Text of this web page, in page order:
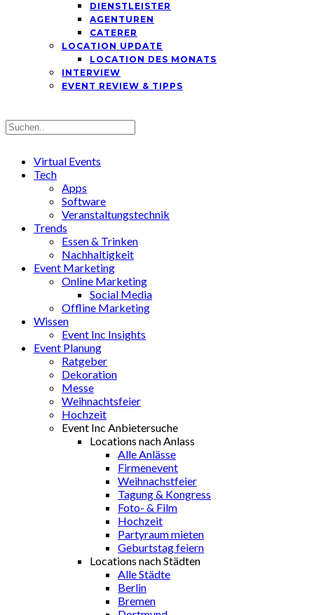
DIENSTLEISTER
AGENTUREN
CATERER
LOCATION UPDATE
LOCATION DES MONATS
INTERVIEW
EVENT REVIEW & TIPPS
Virtual Events
Tech
Apps
Software
Veranstaltungstechnik
Trends
Essen & Trinken
Nachhaltigkeit
Event Marketing
Online Marketing
Social Media
Offline Marketing
Wissen
Event Inc Insights
Event Planung
Ratgeber
Dekoration
Messe
Weihnachtsfeier
Hochzeit
Event Inc Anbietersuche
Locations nach Anlass
Alle Anlässe
Firmenevent
Weihnachstfeier
Tagung & Kongress
Foto- & Film
Hochzeit
Partyraum mieten
Geburtstag feiern
Locations nach Städten
Alle Städte
Berlin
Bremen